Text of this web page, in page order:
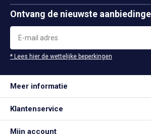
Ontvang de nieuwste
* Lees hier de wettelijke beperkingen
Meer informatie
Klantenservice
Mijn account